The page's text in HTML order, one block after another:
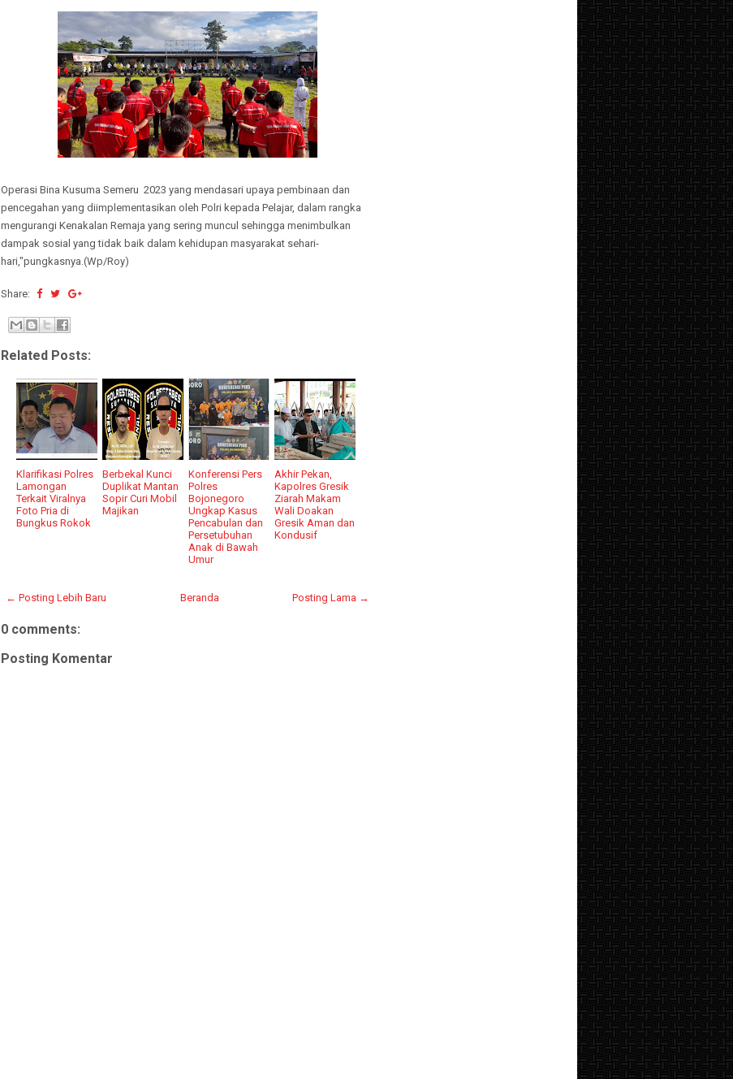
Operasi Bina Kusuma Semeru 2023 yang mendasari upaya pembinaan dan
pencegahan yang diimplementasikan oleh Polri kepada Pelajar, dalam rangka
mengurangi Kenakalan Remaja yang sering muncul sehingga menimbulkan
dampak sosial yang tidak baik dalam kehidupan masyarakat sehari-
hari,"pungkasnya.(Wp/Roy)
Share:
Related Posts:
Klarifikasi Polres
Lamongan
Terkait Viralnya
Foto Pria di
Bungkus Rokok
Berbekal Kunci
Duplikat Mantan
Sopir Curi Mobil
Majikan
Konferensi Pers
Polres
Bojonegoro
Ungkap Kasus
Pencabulan dan
Persetubuhan
Anak di Bawah
Umur
Akhir Pekan,
Kapolres Gresik
Ziarah Makam
Wali Doakan
Gresik Aman dan
Kondusif
← Posting Lebih Baru Posting Lama →
Beranda
0 comments:
Posting Komentar